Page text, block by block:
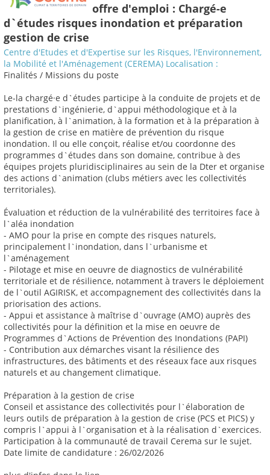
offre d'emploi : Chargé-e
d`études risques inondation et préparation
gestion de crise
Centre d'Etudes et d'Expertise sur les Risques, l'Environnement,
la Mobilité et l'Aménagement (CEREMA) Localisation :
Finalités / Missions du poste
Le-la chargé·e d`études participe à la conduite de projets et de
prestations d`ingénierie, d`appui méthodologique et à la
planification, à l`animation, à la formation et à la préparation à
la gestion de crise en matière de prévention du risque
inondation. Il ou elle conçoit, réalise et/ou coordonne des
programmes d`études dans son domaine, contribue à des
équipes projets pluridisciplinaires au sein de la Dter et organise
des actions d`animation (clubs métiers avec les collectivités
territoriales).
Évaluation et réduction de la vulnérabilité des territoires face à
l`aléa inondation
- AMO pour la prise en compte des risques naturels,
principalement l`inondation, dans l`urbanisme et
l`aménagement
- Pilotage et mise en oeuvre de diagnostics de vulnérabilité
territoriale et de résilience, notamment à travers le déploiement
de l`outil AGIRISK, et accompagnement des collectivités dans la
priorisation des actions.
- Appui et assistance à maîtrise d`ouvrage (AMO) auprès des
collectivités pour la définition et la mise en oeuvre de
Programmes d`Actions de Prévention des Inondations (PAPI)
- Contribution aux démarches visant la résilience des
infrastructures, des bâtiments et des réseaux face aux risques
naturels et au changement climatique.
Préparation à la gestion de crise
Conseil et assistance des collectivités pour l`élaboration de
leurs outils de préparation à la gestion de crise (PCS et PICS) y
compris l`appui à l`organisation et à la réalisation d`exercices.
Participation à la communauté de travail Cerema sur le sujet.
Date limite de candidature : 26/02/2026